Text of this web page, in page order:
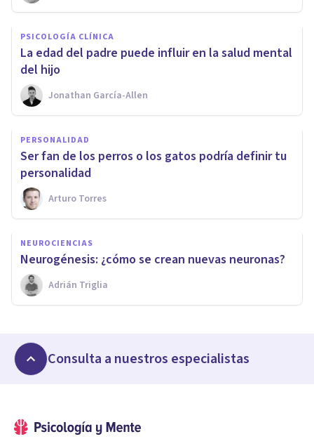
PSICOLOGÍA CLÍNICA
​La edad del padre puede influir en la salud mental
del hijo
Jonathan García-Allen
PERSONALIDAD
​Ser fan de los perros o los gatos podría definir tu
personalidad
Arturo Torres
NEUROCIENCIAS
Neurogénesis: ¿cómo se crean nuevas neuronas?
Adrián Triglia
Consulta a nuestros especialistas